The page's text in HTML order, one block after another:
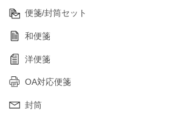
便箋/封筒セット
和便箋
洋便箋
OA対応便箋
封筒